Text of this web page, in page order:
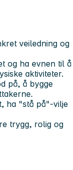
veiledning og
og ha evnen til å
aktiviteter.
på, å bygge
ha "stå på"-vilje
trygg, rolig og